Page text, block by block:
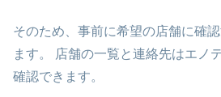
そのため、事前に希望の店舗に確
ます。 店舗の一覧と連絡先はエノ
確認できます。